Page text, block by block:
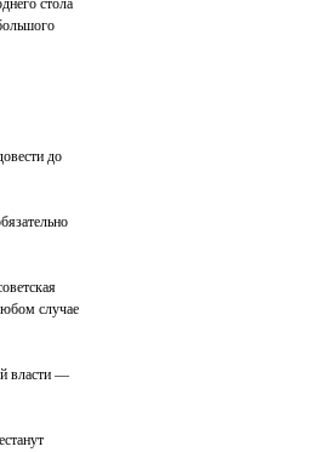
стола
до
случае
власти —